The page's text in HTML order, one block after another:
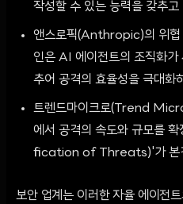
작성할 수 있는 능력을 갖추고
앤스로픽(Anthropic)의 위협
인은 AI 에이전트의 조직화가
추어 공격의 효율성을 극대화
트렌드마이크로(Trend
에서 공격의 속도와 규모를
fication of Threats)'가 본격
보안 업계는 이러한 자율 에이전